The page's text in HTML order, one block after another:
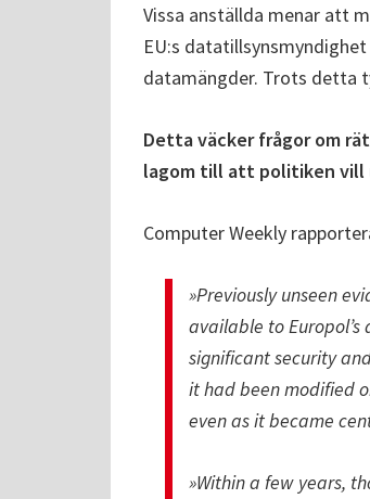
Vissa anställda menar att
EU:s
datamängder. Trots detta
Detta väcker frågor om
lagom till att politiken vill
Computer Weekly
»Previously unseen
available to
significant security
it had been modified
even as it became
»Within a few years,